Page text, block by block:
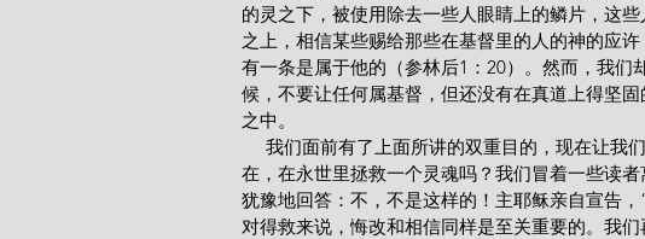
的灵之下，被使用除去一些人眼睛上的鳞片，这
之上，相信某些赐给那些在基督里的人的神的应
有一条是属于他的（参林后1：20）。然而，我
候，不要让任何属基督，但还没有在真道上得坚
之中。
我们面前有了上面所讲的双重目的，现在让我
在，在永世里拯救一个灵魂吗？我们冒着一些读
犹豫地回答：不，不是这样的！主耶稣亲自宣告
对得救来说，悔改和相信同样是至关重要的。我